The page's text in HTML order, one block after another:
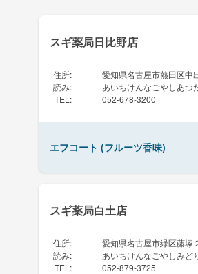
スギ薬局日比野店
住所:
愛知県名古屋市熱田区中
読み:
あいちけんなごやしあつ
TEL : 052-678-3200
エフコート (フルーツ香味)
スギ薬局白土店
住所:
愛知県名古屋市緑区藤塚
読み:
あいちけんなごやしみど
TEL : 052-879-3725